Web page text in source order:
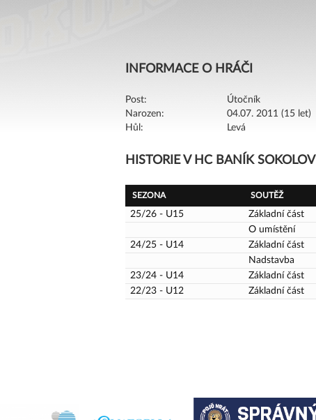
INFORMACE O HRÁČI
Post:
Útočník
Narozen:
04.07. 2011 (15 let)
Hůl:
Levá
HISTORIE V HC BANÍK SOKOLOV
SEZONA SOUTĚŽ
25/26 - U15 Základní část
O umístění
24/25 - U14
Základní část
Nadstavba
23/24 - U14
Základní část
22/23 - U12
Základní část